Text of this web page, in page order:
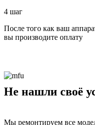
4 шаг
После того как ваш
вы производите оплату
Не нашли своё
Мы ремонтируем все